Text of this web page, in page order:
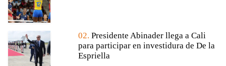
02. Presidente Abinader llega a Cali
para participar en investidura de De la
Espriella